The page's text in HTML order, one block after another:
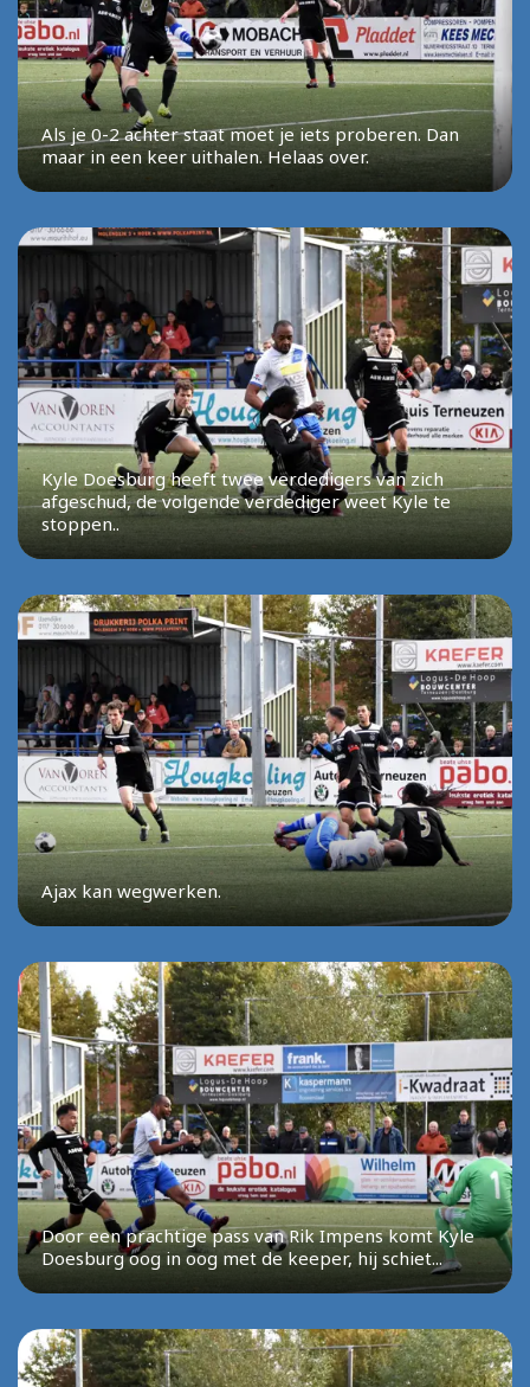
Als je 0-2 achter staat moet je iets proberen. Dan
maar in een keer uithalen. Helaas over.
Kyle Doesburg heeft twee verdedigers van zich
afgeschud, de volgende verdediger weet Kyle te
stoppen..
Ajax kan wegwerken.
Door een prachtige pass van Rik Impens komt Kyle
Doesburg oog in oog met de keeper, hij schiet...